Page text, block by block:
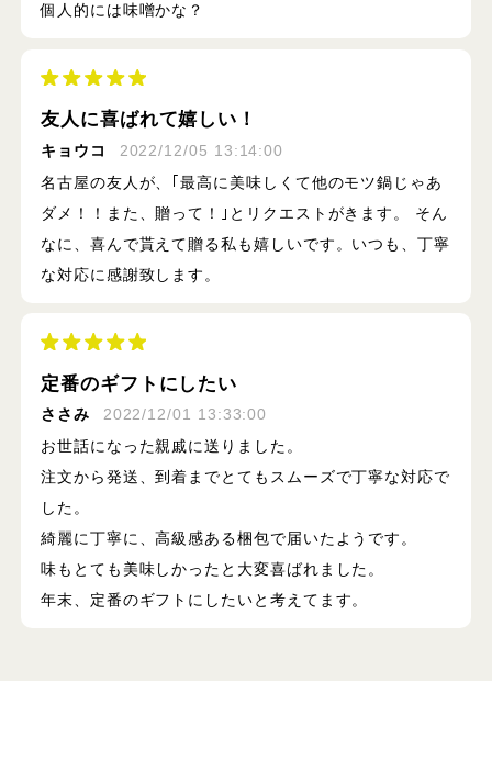
個人的には味噌かな？
友人に喜ばれて嬉しい！
キョウコ
2022/12/05 13:14:00
名古屋の友人が、｢最高に美味しくて他のモツ鍋じゃあ
ダメ！！また、贈って！｣とリクエストがきます。 そん
なに、喜んで貰えて贈る私も嬉しいです。いつも、丁寧
な対応に感謝致します。
定番のギフトにしたい
ささみ
2022/12/01 13:33:00
お世話になった親戚に送りました。
注文から発送、到着までとてもスムーズで丁寧な対応で
した。
綺麗に丁寧に、高級感ある梱包で届いたようです。
味もとても美味しかったと大変喜ばれました。
年末、定番のギフトにしたいと考えてます。